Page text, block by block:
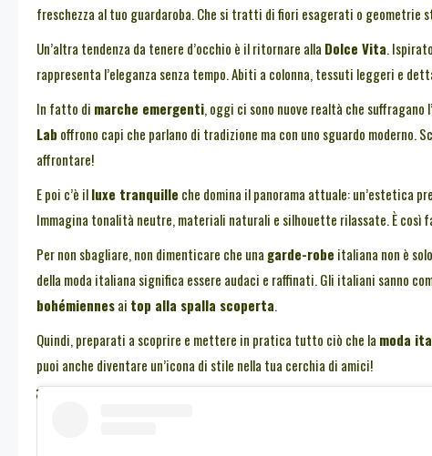
freschezza al tuo guardaroba. Che si tratti di fiori esagerati o geometrie
Un’altra tendenza da tenere d’occhio è il ritornare alla Dolce Vita.
rappresenta l’eleganza senza tempo. Abiti a colonna, tessuti leggeri e
In fatto di marche emergenti, oggi ci sono nuove realtà che
Lab offrono capi che parlano di tradizione ma con uno sguardo
affrontare!
E poi c’è illuxe tranquille che domina il panorama attuale: un’estetica
Immagina tonalità neutre, materiali naturali e silhouette rilassate. È così
Per non sbagliare, non dimenticare che una garde-robe italiana non è
della moda italiana significa essere audaci e raffinati. Gli italiani sanno
bohémiennesai top alla spalla scoperta.
Quindi, preparati a scoprire e mettere in pratica tutto ciò che la moda
puoi anche diventare un’icona di stile nella tua cerchia di amici!